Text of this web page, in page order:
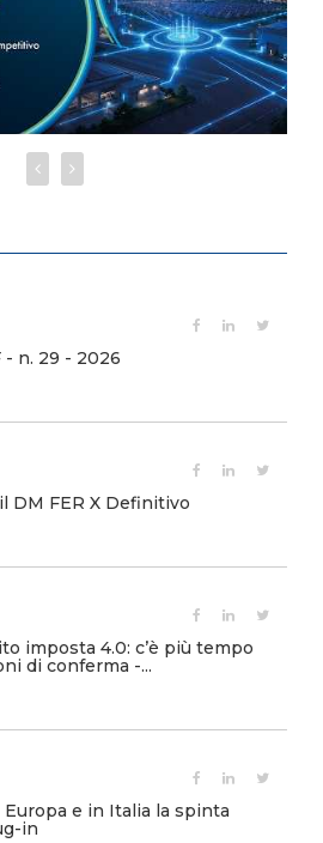
- n. 29 - 2026
DM FER X Definitivo
imposta 4.0: c’è più tempo
di conferma -...
e in Italia la spinta
in